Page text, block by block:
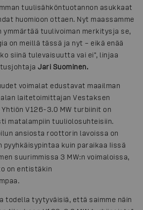
tuulisähköntuotannon asukkaat
huomioon ottaen. Nyt maassamme
ymmärtää tuulivoiman merkitysja se,
on meillä tässä ja nyt – eikä enää
siinä tulevaisuutta vai ei", linjaa
Jari Suominen.
voimalat edustavat maailman
laitetoimittajan Vestaksen
V126-3.0 MW turbiinit on
matalampiin tuuliolosuhteisiin.
ansiosta roottorin lavoissa on
pyyhkäisypintaa kuin paraikaa Iissä
suurimmissa 3 MW:n voimaloissa,
on entistäkin
todella tyytyväisiä, että saimme näin